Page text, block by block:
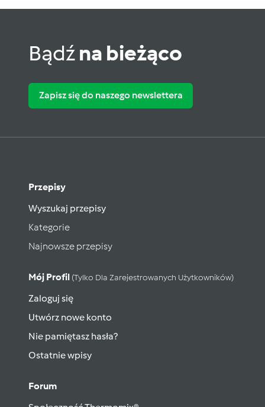
Bądźna bieżąco
Zapisz się do naszego newslettera
Przepisy
Wyszukaj przepisy
Kategorie
Najnowsze przepisy
Mój Profil (tylko Dla Zarejestrowanych Użytkowników)
Zaloguj się
Utwórz nowe konto
Nie pamiętasz hasła?
Ostatnie wpisy
Forum